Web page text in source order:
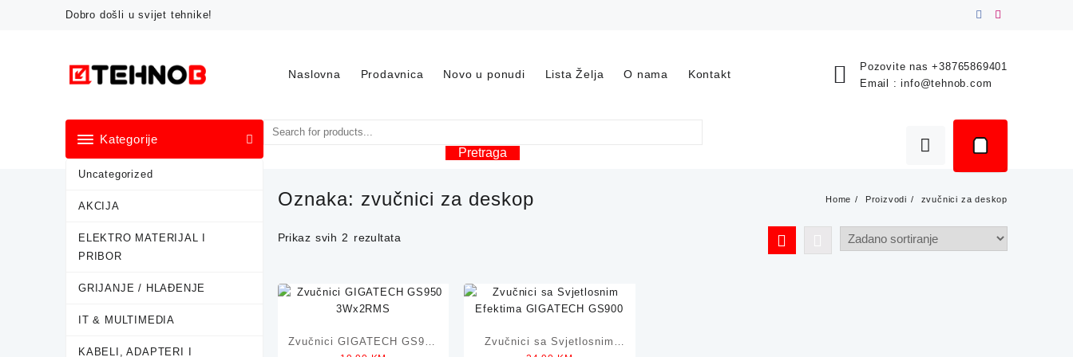
Dobro došli u svijet tehnike!
Naslovna Prodavnica Novo u ponudi Lista Želja O nama Kontakt
Pozovite nas +38765869401
Email :info@tehnob.com
Kategorije
Uncategorized
AKCIJA
ELEKTRO MATERIJAL I
PRIBOR
GRIJANJE / HLAĐENJE
IT & MULTIMEDIA
KABELI, ADAPTERI I
Pretraga
Oznaka: zvučnici za deskop Home Proizvodi zvučnici za deskop
Prikaz svih 2 rezultata
Zvučnici GIGATECH GS950
Zvučnici sa Svjetlosnim